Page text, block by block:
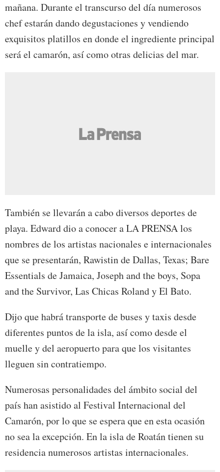
mañana. Durante el transcurso del día numerosos
chef estarán dando degustaciones y vendiendo
exquisitos platillos en donde el ingrediente principal
será el camarón, así como otras delicias del mar.
También se llevarán a cabo diversos deportes de
playa. Edward dio a conocer a LA PRENSA los
nombres de los artistas nacionales e internacionales
que se presentarán, Rawistin de Dallas, Texas; Bare
Essentials de Jamaica, Joseph and the boys, Sopa
and the Survivor, Las Chicas Roland y El Bato.
Dijo que habrá transporte de buses y taxis desde
diferentes puntos de la isla, así como desde el
muelle y del aeropuerto para que los visitantes
lleguen sin contratiempo.
Numerosas personalidades del ámbito social del
país han asistido al Festival Internacional del
Camarón, por lo que se espera que en esta ocasión
no sea la excepción. En la isla de Roatán tienen su
residencia numerosos artistas internacionales.